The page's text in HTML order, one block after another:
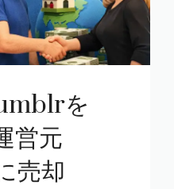
を
営元
売却